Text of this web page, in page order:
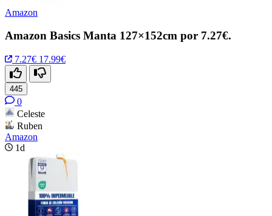
Amazon
Amazon Basics Manta 127×152cm por 7.27€.
7.27€ 17.99€
445
0
Celeste
Ruben
Amazon
1d